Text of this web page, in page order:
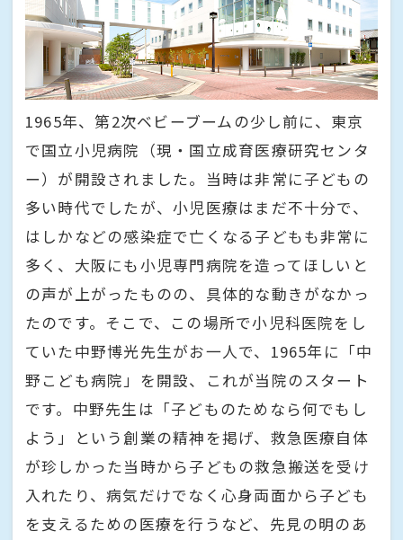
1965年、第2次ベビーブームの少し前に、東京
で国立小児病院（現・国立成育医療研究センタ
ー）が開設されました。当時は非常に子どもの
多い時代でしたが、小児医療はまだ不十分で、
はしかなどの感染症で亡くなる子どもも非常に
多く、大阪にも小児専門病院を造ってほしいと
の声が上がったものの、具体的な動きがなかっ
たのです。そこで、この場所で小児科医院をし
ていた中野博光先生がお一人で、1965年に「中
野こども病院」を開設、これが当院のスタート
です。中野先生は「子どものためなら何でもし
よう」という創業の精神を掲げ、救急医療自体
が珍しかった当時から子どもの救急搬送を受け
入れたり、病気だけでなく心身両面から子ども
を支えるための医療を行うなど、先見の明のあ